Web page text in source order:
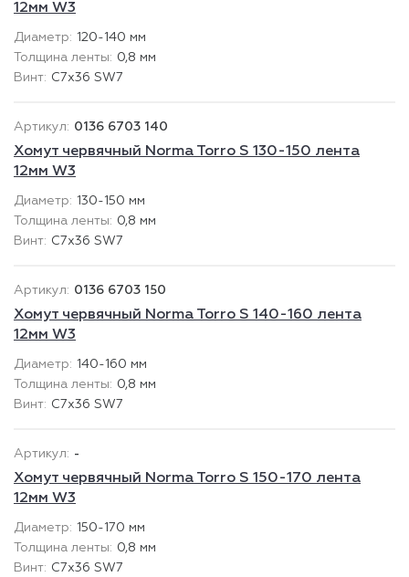
12мм W3
120-140 мм
0,8 мм
C7x36 SW7
0136 6703 140
Хомут червячный Norma Torro S 130-150 лента
12мм W3
130-150 мм
0,8 мм
C7x36 SW7
0136 6703 150
Хомут червячный Norma Torro S 140-160 лента
12мм W3
140-160 мм
0,8 мм
C7x36 SW7
-
Хомут червячный Norma Torro S 150-170 лента
12мм W3
150-170 мм
0,8 мм
C7x36 SW7